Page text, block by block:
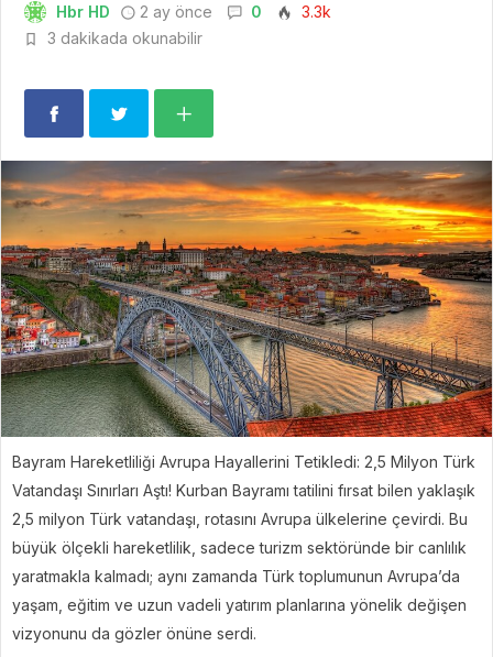
Hbr HD 2 ay önce 0
3.3k
3 dakikada okunabilir
Bayram Hareketliliği Avrupa Hayallerini Tetikledi: 2,5 Milyon Türk
Vatandaşı Sınırları Aştı! Kurban Bayramı tatilini fırsat bilen yaklaşık
2,5 milyon Türk vatandaşı, rotasını Avrupa ülkelerine çevirdi. Bu
büyük ölçekli hareketlilik, sadece turizm sektöründe bir canlılık
yaratmakla kalmadı; aynı zamanda Türk toplumunun Avrupa’da
yaşam, eğitim ve uzun vadeli yatırım planlarına yönelik değişen
vizyonunu da gözler önüne serdi.